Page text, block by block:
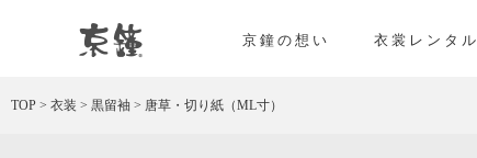
唐草・切り紙（ML寸） レンタル
京鐘の想い 衣裳レンタル
TOP > 衣装 > 黒留袖 > 唐草・切り紙（ML寸）